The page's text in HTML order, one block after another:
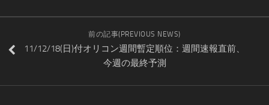
前の記事(PREVIOUS NEWS)
11/12/18(日)付オリコン週間暫定順位：週間速報直前、
今週の最終予測